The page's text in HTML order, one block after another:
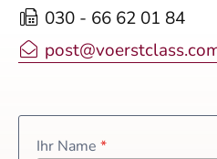
030 - 66 62 01 84
Ihr Name *